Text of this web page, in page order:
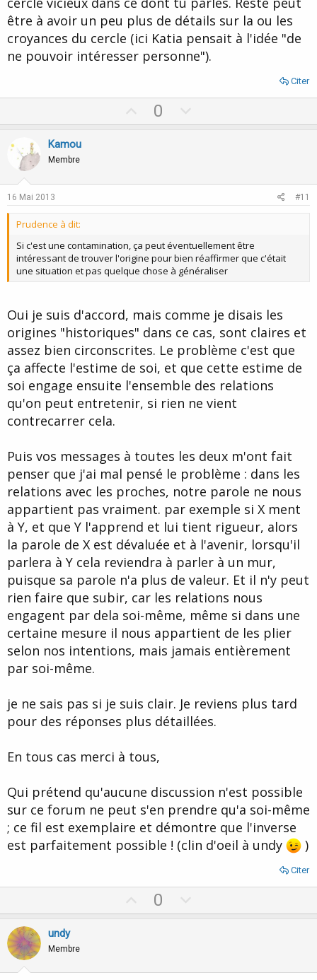
être à avoir un peu plus de détails sur la ou les
croyances du cercle (ici Katia pensait à l'idée "de
ne pouvoir intéresser personne").
Citer
p
0
o
Kamou
Membre
16 Mai 2013 #11
Prudence à dit:
Si c'est une contamination, ça peut éventuellement être
intéressant de trouver l'origine pour bien réaffirmer que c'était
une situation et pas quelque chose à généraliser
Oui je suis d'accord, mais comme je disais les
origines "historiques" dans ce cas, sont claires et
assez bien circonscrites. Le problème c'est que
ça affecte l'estime de soi, et que cette estime de
soi engage ensuite l'ensemble des relations
qu'on peut entretenir, si rien ne vient
contrecarrer cela.
Puis vos messages à toutes les deux m'ont fait
penser que j'ai mal pensé le problème : dans les
relations avec les proches, notre parole ne nous
appartient pas vraiment. par exemple si X ment
à Y, et que Y l'apprend et lui tient rigueur, alors
la parole de X est dévaluée et à l'avenir, lorsqu'il
parlera à Y cela reviendra à parler à un mur,
puisque sa parole n'a plus de valeur. Et il n'y peut
rien faire que subir, car les relations nous
engagent par dela soi-même, même si dans une
certaine mesure il nous appartient de les plier
selon nos intentions, mais jamais entièrement
par soi-même.
je ne sais pas si je suis clair. Je reviens plus tard
pour des réponses plus détaillées.
En tous cas merci à tous,
Qui prétend qu'aucune discussion n'est possible
sur ce forum ne peut s'en prendre qu'a soi-même
; ce fil est exemplaire et démontre que l'inverse
est parfaitement possible ! (clin d'oeil à undy
)
Citer
p
t
0
o
v
undy
Membre